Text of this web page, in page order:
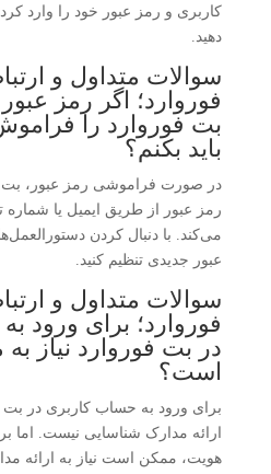
کاربری و رمز عبور خود را وارد
دهید.
سوالات متداول و
فوروارد؛ اگر رمز
بت فوروارد را
باید بکنم؟
در صورت فراموشی رمز عبور، بت
رمز عبور از طریق ایمیل یا شماره
می‌کند. با دنبال کردن
عبور جدیدی تنظیم کنید.
سوالات متداول و
فوروارد؛ برای ورود
در بت فوروارد نیاز
است؟
برای ورود به حساب کاربری در بت
ارائه مدارک شناسایی نیست. اما
هویت، ممکن است نیاز به ارائه